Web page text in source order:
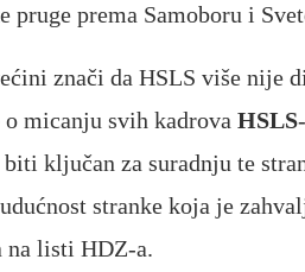
pruge prema Samoboru i
znači da HSLS više nije
micanju svih kadrova HSLS
biti ključan za suradnju te
stranke koja je
na listi HDZ-a.